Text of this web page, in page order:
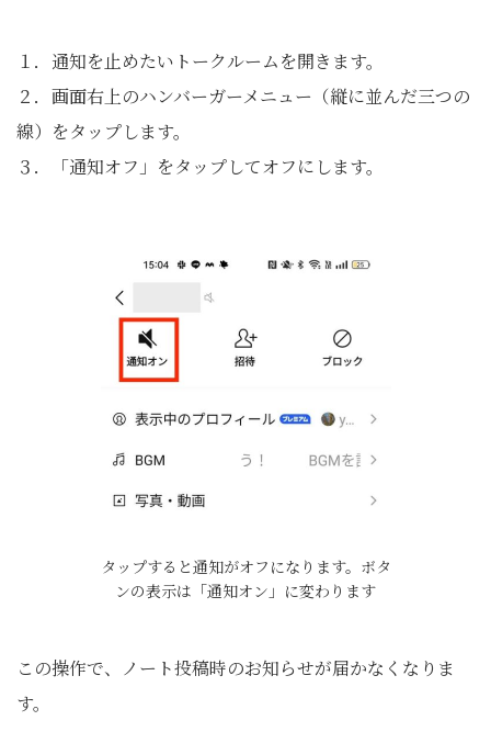
１．通知を止めたいトークルームを開きます。
２．画面右上のハンバーガーメニュー（縦に並んだ三つの
線）をタップします。
３．「通知オフ」をタップしてオフにします。
タップすると通知がオフになります。ボタ
ンの表示は「通知オン」に変わります
この操作で、ノート投稿時のお知らせが届かなくなりま
す。